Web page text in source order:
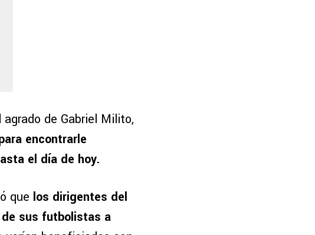
de Gabriel Milito,
encontrarle
el día de hoy.
que los dirigentes del
sus futbolistas a